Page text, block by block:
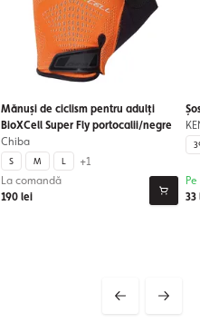
Mănuși de ciclism pentru adulți
BioXCell Super Fly portocalii/negre
Chiba
S M L +1
190 lei
La comandă
33